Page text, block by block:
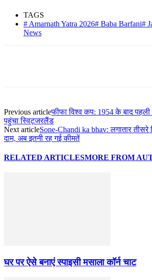
TAGS
# Amarnath Yatra 2026# Baba Barfani#
News
Previous articleफीफा विश्व कप: 1954 के बाद पहली
पहुंचा स्विट्जरलैंड
Next articleSone-Chandi ka bhav: लगातार
दाम, अब इतनी रह गई कीमतें
RELATED ARTICLESMORE FROM
घर पर ऐसे बनाएं स्पाइसी मसाला कॉर्न चाट